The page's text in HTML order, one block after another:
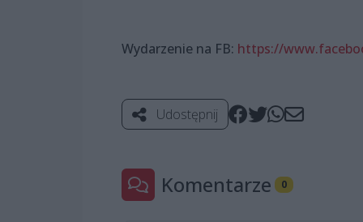
Wydarzenie na FB: https://
Udostępnij
Komentarze 0